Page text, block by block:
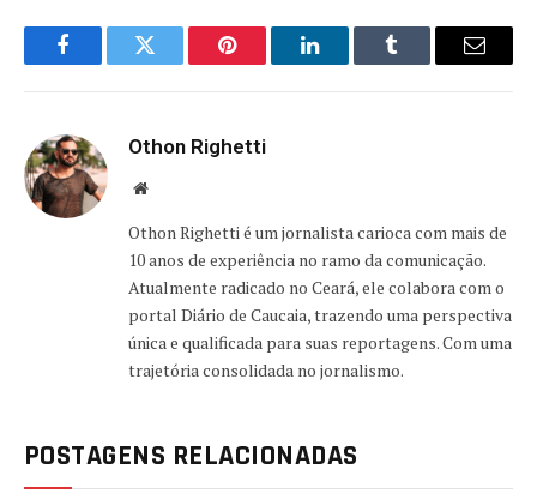
FacebookTwitter Pinterest LinkedInTumblr Email
Othon Righetti
Website
Othon Righetti é um jornalista carioca com mais de
10 anos de experiência no ramo da comunicação.
Atualmente radicado no Ceará, ele colabora com o
portal Diário de Caucaia, trazendo uma perspectiva
única e qualificada para suas reportagens. Com uma
trajetória consolidada no jornalismo.
POSTAGENS RELACIONADAS